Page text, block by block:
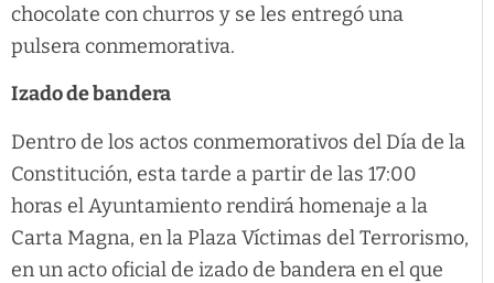
chocolate con churros y se les entregó una
pulsera conmemorativa.
Izado de bandera
Dentro de los actos conmemorativos del Día de la
Constitución, esta tarde a partir de las 17:00
horas el Ayuntamiento rendirá homenaje a la
Carta Magna, en la Plaza Víctimas del Terrorismo,
en un acto oficial de izado de bandera en el que